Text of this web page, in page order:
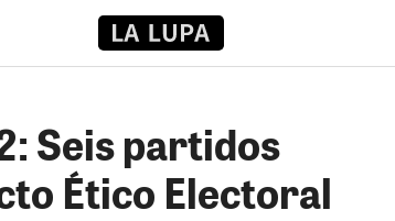
Seis partidos
Ético Electoral